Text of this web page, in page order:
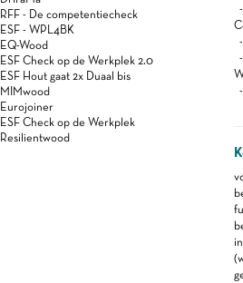
RFF - De competentiecheck
ESF - WPL4BK
EQ-Wood
ESF Check op de Werkplek 2.0
ESF Hout gaat 2x Duaal bis
MIMwood
Eurojoiner
ESF Check op de Werkplek
Resilientwood